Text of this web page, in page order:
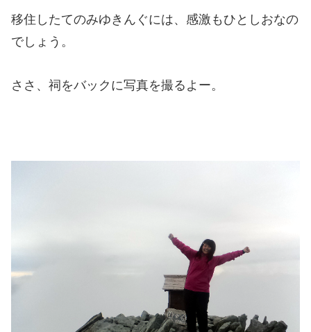
移住したてのみゆきんぐには、感激もひとしおなの
でしょう。
ささ、祠をバックに写真を撮るよー。